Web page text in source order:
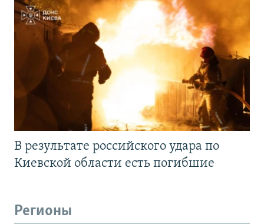
В результате российского удара по
Киевской области есть погибшие
Регионы